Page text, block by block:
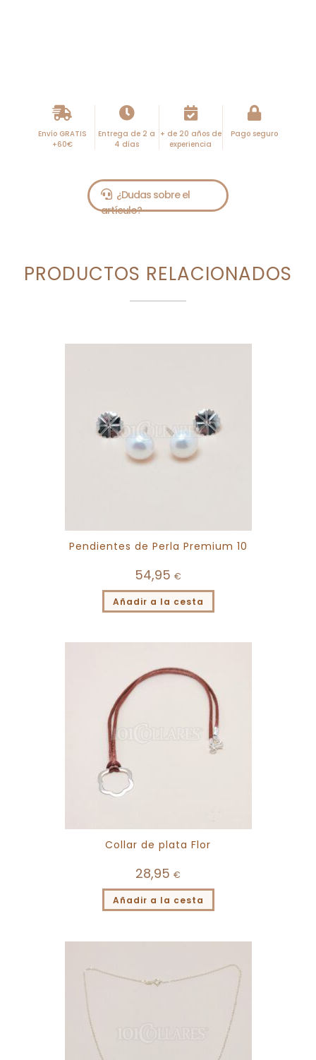
Envío GRATIS
+60€
Entrega de 2 a
4 días
+ de 20 años de
experiencia
Pago seguro
PRODUCTOS RELACIONADOS
Pendientes de Perla Premium 10
54,95 €
Añadir a la cesta
Collar de plata Flor
28,95 €
Añadir a la cesta